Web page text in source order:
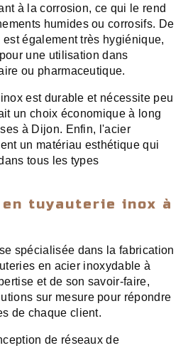
à la corrosion, ce qui le rend
humides ou corrosifs. De
également très hygiénique,
une utilisation dans
ou pharmaceutique.
est durable et nécessite peu
un choix économique à long
à Dijon. Enfin, l'acier
un matériau esthétique qui
tous les types
en tuyauterie inox à
spécialisée dans la fabrication
en acier inoxydable à
et de son savoir-faire,
sur mesure pour répondre
de chaque client.
de réseaux de